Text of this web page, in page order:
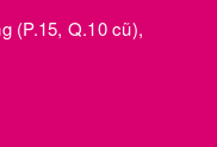
(P.15, Q.10 cũ),